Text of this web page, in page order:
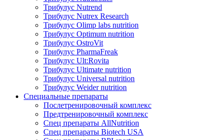
Трибулус Nutrend
Трибулус Nutrex Research
Трибулус Olimp labs nutrition
Трибулус Optimum nutrition
Трибулус OstroVit
Трибулус PharmaFreak
Трибулус Ult:Rovita
Трибулус Ultimate nutrition
Трибулус Universal nutrition
Трибулус Weider nutrition
Специальные препараты
Послетренировочный комплекс
Предтренировочный комплекс
Спец препараты AllNutrition
Спец препараты Biotech USA